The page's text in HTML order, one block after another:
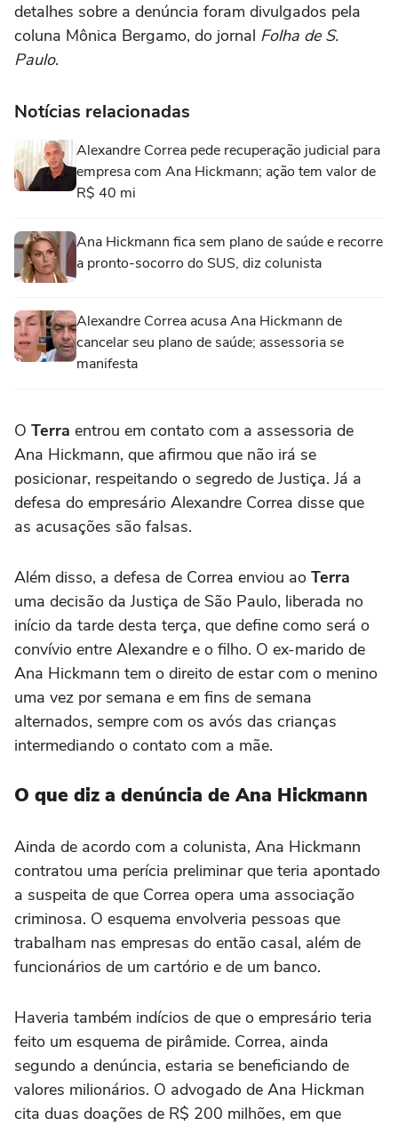
detalhes sobre a denúncia foram divulgados pela
coluna Mônica Bergamo, do jornal Folha de S.
Paulo.
Notícias relacionadas
Alexandre Correa pede recuperação judicial para
empresa com Ana Hickmann; ação tem valor de
R$ 40 mi
Ana Hickmann fica sem plano de saúde e recorre
a pronto-socorro do SUS, diz colunista
Alexandre Correa acusa Ana Hickmann de
cancelar seu plano de saúde; assessoria se
manifesta
O Terra entrou em contato com a assessoria de
Ana Hickmann, que afirmou que não irá se
posicionar, respeitando o segredo de Justiça. Já a
defesa do empresário Alexandre Correa disse que
as acusações são falsas.
Além disso, a defesa de Correa enviou ao Terra
uma decisão da Justiça de São Paulo, liberada no
início da tarde desta terça, que define como será o
convívio entre Alexandre e o filho. O ex-marido de
Ana Hickmann tem o direito de estar com o menino
uma vez por semana e em fins de semana
alternados, sempre com os avós das crianças
intermediando o contato com a mãe.
O que diz a denúncia de Ana Hickmann
Ainda de acordo com a colunista, Ana Hickmann
contratou uma perícia preliminar que teria apontado
a suspeita de que Correa opera uma associação
criminosa. O esquema envolveria pessoas que
trabalham nas empresas do então casal, além de
funcionários de um cartório e de um banco.
Haveria também indícios de que o empresário teria
feito um esquema de pirâmide. Correa, ainda
segundo a denúncia, estaria se beneficiando de
valores milionários. O advogado de Ana Hickman
cita duas doações de R$ 200 milhões, em que